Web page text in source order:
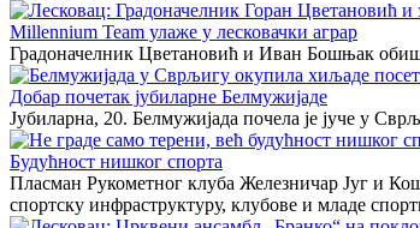
Millennium Team улаже у лесковачки аграр
Градоначелник Цветановић и Иван Бошњак
Добар почетак јубиларне Белмужијаде
Јубиларна, 20. Белмужијада почела је јуче у
Будућност нишког спорта
Пласман Рукометног клуба Железничар Југ и
спортску инфраструктуру, клубове и младе